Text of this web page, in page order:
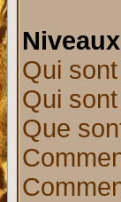
Qui
Qui
Que